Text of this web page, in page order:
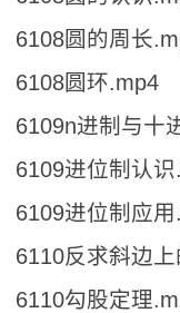
6108圆的周长
6108圆环.mp4
6109n进制与十
6109进位制认
6109进位制应
6110反求斜边
6110勾股定理